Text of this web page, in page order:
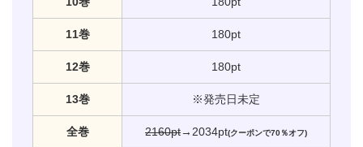
11巻 180pt
12巻 180pt
13巻 ※発売日未定
全巻 2160pt→2034pt(クーポンで70％オフ)